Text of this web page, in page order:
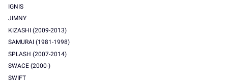
IGNIS
JIMNY
KIZASHI (2009-2013)
SAMURAI (1981-1998)
SPLASH (2007-2014)
SWACE (2000-)
SWIFT